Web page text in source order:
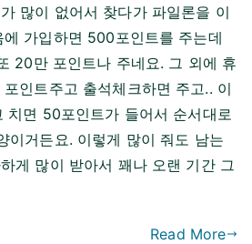
많이 없어서 찾다가 파일론을 이
가입하면 500포인트를 주는데
20만 포인트나 주네요. 그 외에 휴
인트주고 출석체크하면 주고.. 이
치면 50포인트가 들어서 순서대로
이거든요. 이렇게 많이 줘도 남는
게 많이 받아서 꽤나 오랜 기간 그
Read More